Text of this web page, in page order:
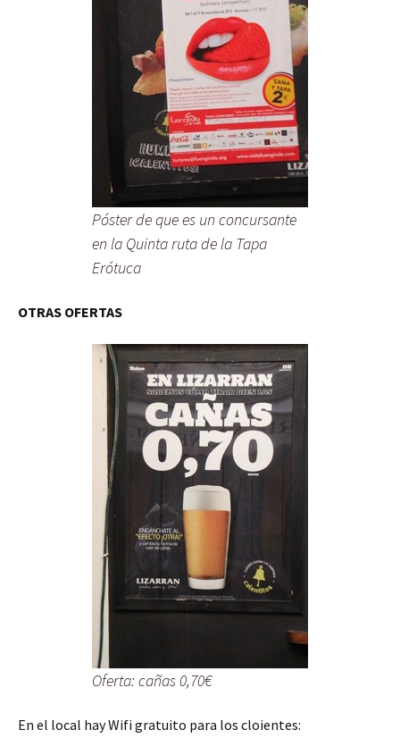
Póster de que es un concursante
en la Quinta ruta de la Tapa
Erótuca
OTRAS OFERTAS
Oferta: cañas 0,70€
En el local hay Wifi gratuito para los cloientes: